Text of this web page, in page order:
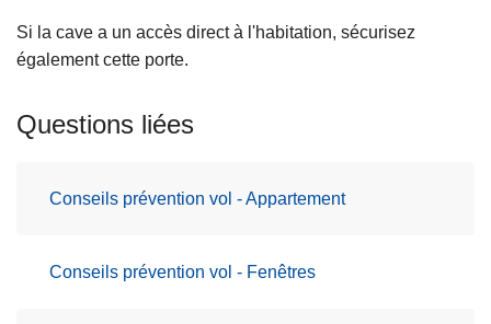
Si la cave a un accès direct à l'habitation, sécurisez
également cette porte.
Questions liées
Conseils prévention vol - Appartement
Conseils prévention vol - Fenêtres